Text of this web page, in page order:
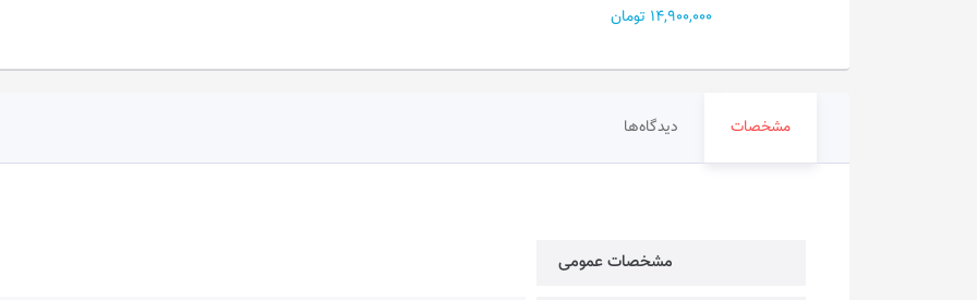
مشخصات دیدگاه‌ها
مشخصات عمومی